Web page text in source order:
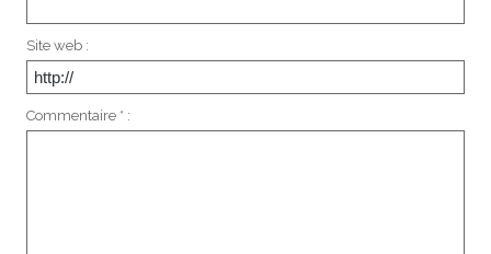
Site web :
Commentaire * :